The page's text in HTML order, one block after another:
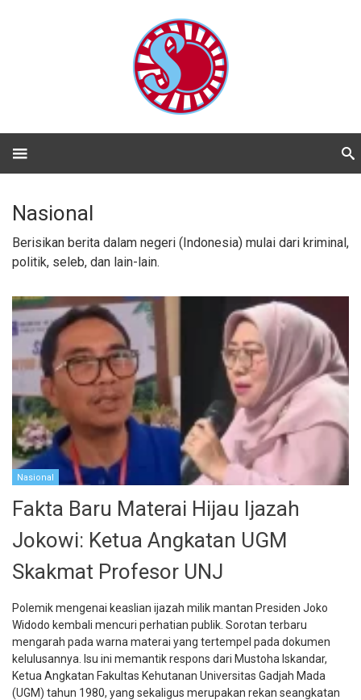
Nasional
Berisikan berita dalam negeri (Indonesia) mulai dari kriminal,
politik, seleb, dan lain-lain.
Nasional
Fakta Baru Materai Hijau Ijazah
Jokowi: Ketua Angkatan UGM
Skakmat Profesor UNJ
Polemik mengenai keaslian ijazah milik mantan Presiden Joko
Widodo kembali mencuri perhatian publik. Sorotan terbaru
mengarah pada warna materai yang tertempel pada dokumen
kelulusannya. Isu ini memantik respons dari Mustoha Iskandar,
Ketua Angkatan Fakultas Kehutanan Universitas Gadjah Mada
(UGM) tahun 1980, yang sekaligus merupakan rekan seangkatan